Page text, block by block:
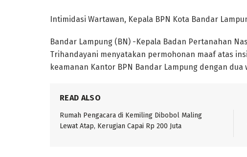
Intimidasi Wartawan, Kepala BPN Kota Bandar
Bandar Lampung (BN) -Kepala Badan Pertanahan
Trihandayani menyatakan permohonan maaf atas
keamanan Kantor BPN Bandar Lampung dengan
READ ALSO
Rumah Pengacara di Kemiling Dibobol Maling
Lewat Atap, Kerugian Capai Rp 200 Juta